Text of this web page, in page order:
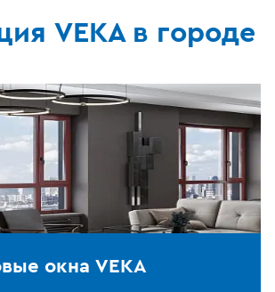
VEKA в городе
окна VEKA